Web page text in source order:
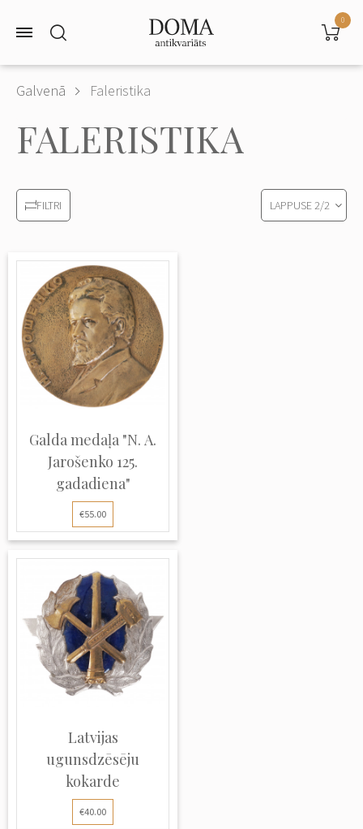
0
Galvenā Faleristika
FALERISTIKA
LAPPUSE2/2
Galda medaļa "N. A.
Jarošenko 125.
gadadiena"
€55.00
Latvijas
ugunsdzēsēju
kokarde
€40.00